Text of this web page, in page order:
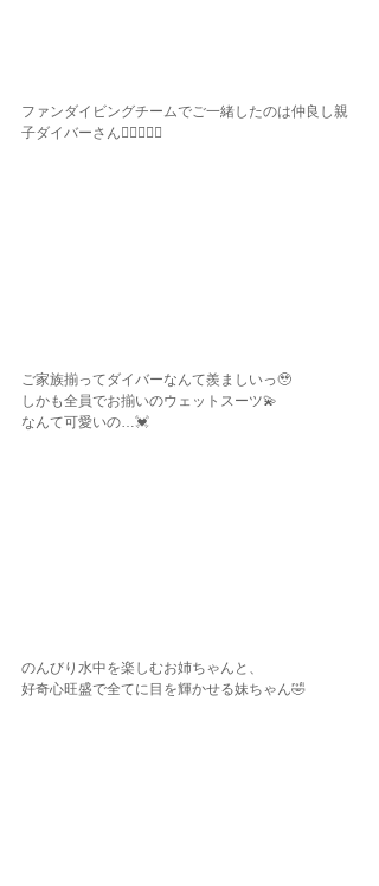
ファンダイビングチームでご一緒したのは仲良し親
子ダイバーさん👩🏽‍❤️‍👩🏽
ご家族揃ってダイバーなんて羨ましいっ🥹
しかも全員でお揃いのウェットスーツ💫
なんて可愛いの…💓
のんびり水中を楽しむお姉ちゃんと、
好奇心旺盛で全てに目を輝かせる妹ちゃん🤣